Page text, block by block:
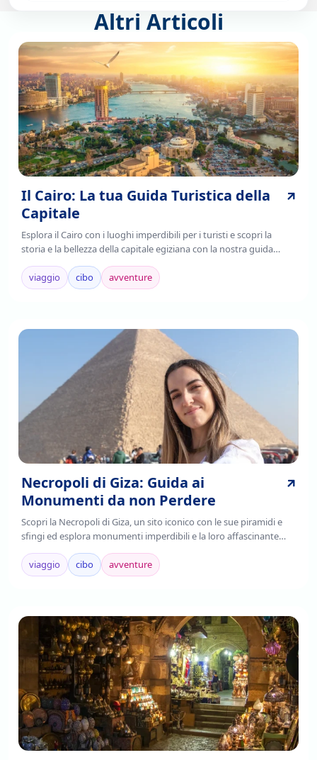
Altri Articoli
Il Cairo: La tua Guida Turistica della
Capitale
Esplora il Cairo con i luoghi imperdibili per i turisti e scopri la
storia e la bellezza della capitale egiziana con la nostra guida
completa. Leggi ora!
viaggio
cibo avventure
Necropoli di Giza: Guida ai
Monumenti da non Perdere
Scopri la Necropoli di Giza, un sito iconico con le sue piramidi e
sfingi ed esplora monumenti imperdibili e la loro affascinante
storia. Leggi di più!
viaggio
cibo avventure